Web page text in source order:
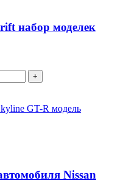
набор моделек
Nissan